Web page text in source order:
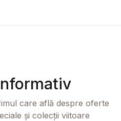
care află despre oferte
și colecții viitoare